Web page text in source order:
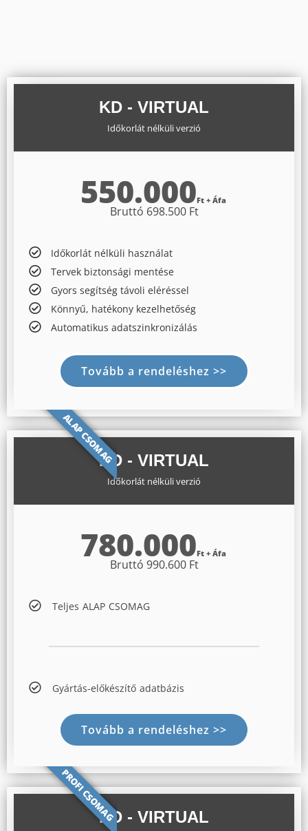
KD - VIRTUAL
Időkorlát nélküli verzió
550.000Ft + Áfa
Bruttó 698.500 Ft
Időkorlát nélküli használat
Tervek biztonsági mentése
Gyors segítség távoli eléréssel​
Könnyű, hatékony kezelhetőség
Automatikus adatszinkronizálás
Tovább a rendeléshez >>
ALAP CSOMAGKD - VIRTUAL
Időkorlát nélküli verzió
780.000Ft + Áfa
Bruttó 990.600 Ft
Teljes ALAP CSOMAG
Gyártás-előkészítő adatbázis
Tovább a rendeléshez >>
PROFI CSOMAGKD - VIRTUAL